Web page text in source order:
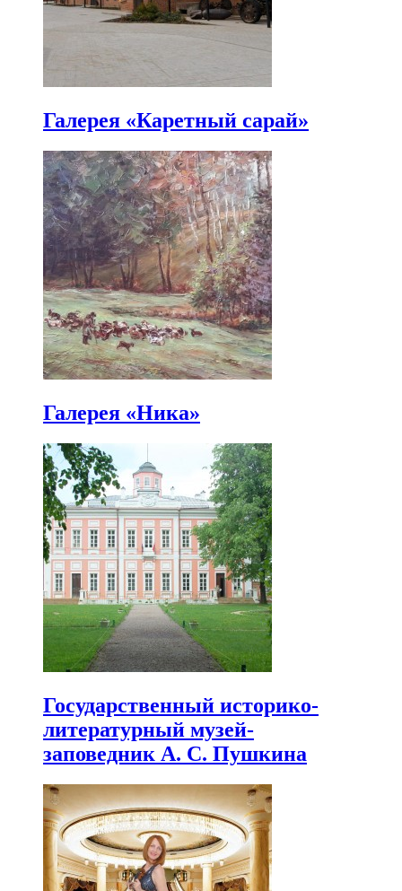
Галерея «Каретный сарай»
Галерея «Ника»
Государственный историко-
литературный музей-
заповедник А. С. Пушкина